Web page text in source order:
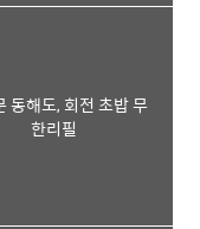
동해도, 회전 초밥 무
한리필